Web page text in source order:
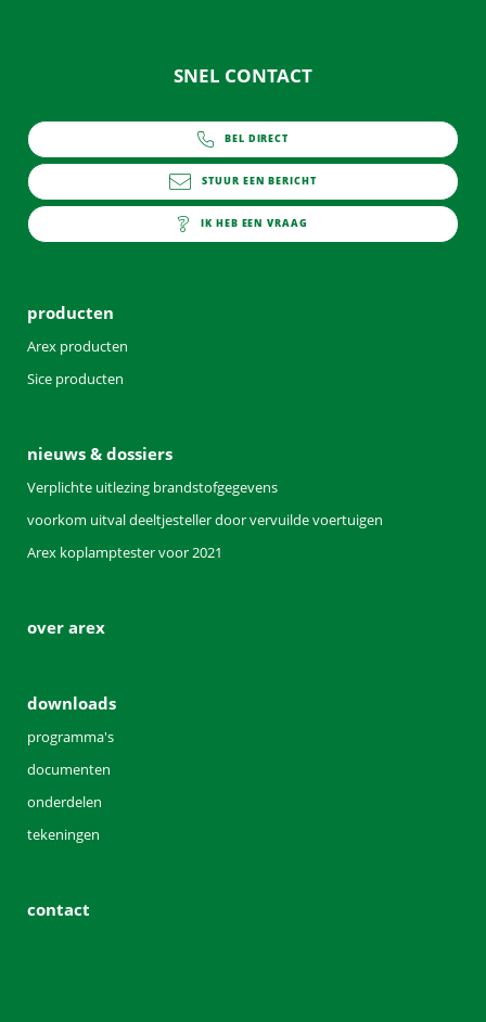
SNEL CONTACT
BEL DIRECT
STUUR EEN BERICHT
IK HEB EEN VRAAG
producten
Arex producten
Sice producten
nieuws & dossiers
Verplichte uitlezing brandstofgegevens
voorkom uitval deeltjesteller door vervuilde voertuigen
Arex koplamptester voor 2021
over arex
downloads
programma's
documenten
onderdelen
tekeningen
contact